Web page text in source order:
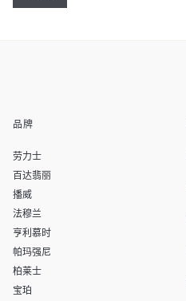
品牌
劳力士
百达翡丽
播威
法穆兰
亨利慕时
帕玛强尼
柏莱士
宝珀